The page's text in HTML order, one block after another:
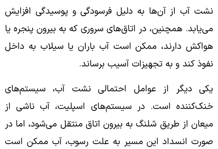
نشت آب از آن‌ها به دلیل فرسودگی و پوسیدگی افزایش
می‌یابد. همچنین، در اتاق‌های سروری که به بیرون پنجره یا
هواکش دارند، ممکن است آب باران یا سیلاب به داخل
نفوذ کند و به تجهیزات آسیب برساند.
یکی دیگر از عوامل احتمالی نشت آب، سیستم‌های
خنک‌کننده است. در سیستم‌های اسپلیت، آب ناشی از
میعان از طریق شلنگ به بیرون اتاق منتقل می‌شود، اما در
صورت انسداد این مسیر به علت رسوب، آب ممکن است